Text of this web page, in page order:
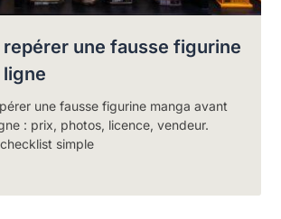
une fausse figurine
ligne
une fausse figurine manga avant
: prix, photos, licence, vendeur.
simple